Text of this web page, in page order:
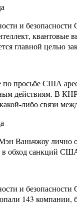
и безопасности
квантовые
главной целью
по просьбе США
действиям. В
либо связи
Ваньчжоу лично
в обход санкций
и безопасности
143 компании,